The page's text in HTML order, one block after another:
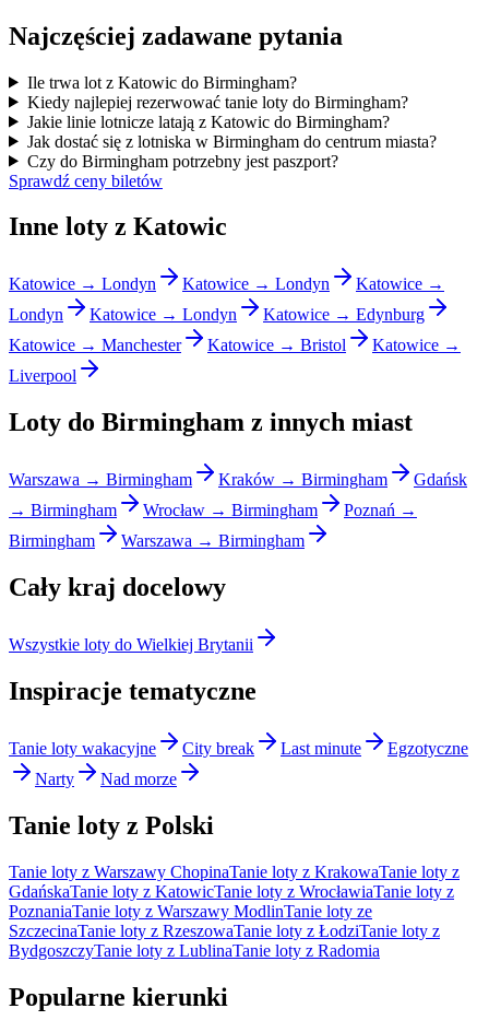
Najczęściej zadawane pytania
Ile trwa lot z Katowic do Birmingham?
Kiedy najlepiej rezerwować tanie loty do Birmingham?
Jakie linie lotnicze latają z Katowic do Birmingham?
Jak dostać się z lotniska w Birmingham do centrum miasta?
Czy do Birmingham potrzebny jest paszport?
Sprawdź ceny biletów
Inne loty z Katowic
Katowice → Londyn Katowice → Londyn
Katowice →
Londyn
Katowice → Londyn
Katowice → Edynburg
Katowice → Manchester
Katowice → Bristol
Katowice →
Liverpool
Loty do Birmingham z innych miast
Warszawa → Birmingham Kraków → Birmingham
Gdańsk
→ Birmingham
Wrocław → Birmingham
Poznań →
Birmingham
Warszawa → Birmingham
Cały kraj docelowy
Wszystkie loty do Wielkiej Brytanii
Inspiracje tematyczne
Tanie loty wakacyjne City break Last minute
Egzotyczne
Narty
Nad morze
Tanie loty z Polski
Tanie loty z Warszawy ChopinaTanie loty z KrakowaTanie loty z
GdańskaTanie loty z KatowicTanie loty z WrocławiaTanie loty z
PoznaniaTanie loty z Warszawy ModlinTanie loty ze
SzczecinaTanie loty z RzeszowaTanie loty z ŁodziTanie loty z
BydgoszczyTanie loty z LublinaTanie loty z Radomia
Popularne kierunki